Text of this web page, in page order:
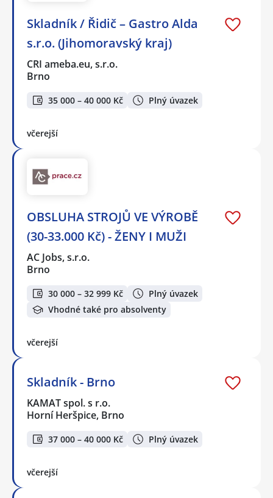
Skladník / Řidič – Gastro Alda
s.r.o. (Jihomoravský kraj)
CRI ameba.eu, s.r.o.
Brno
35 000 – 40 000 Kč Plný úvazek
včerejší
OBSLUHA STROJŮ VE VÝROBĚ
(30-33.000 Kč) - ŽENY I MUŽI
AC Jobs, s.r.o.
Brno
30 000 – 32 999 Kč
Plný úvazek
Vhodné také pro absolventy
včerejší
Skladník - Brno
KAMAT spol. s r.o.
Horní Heršpice, Brno
37 000 – 40 000 Kč Plný úvazek
včerejší